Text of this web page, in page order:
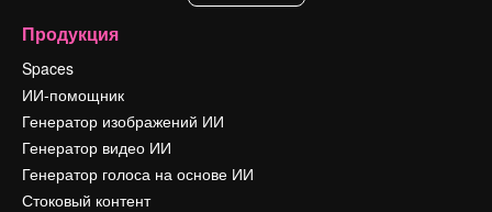
Продукция
Spaces
ИИ-помощник
Генератор изображений ИИ
Генератор видео ИИ
Генератор голоса на основе ИИ
Стоковый контент